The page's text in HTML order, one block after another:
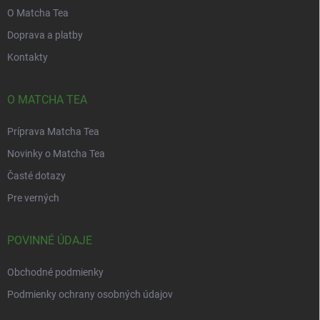
O Matcha Tea
Doprava a platby
Kontakty
O MATCHA TEA
Príprava Matcha Tea
Novinky o Matcha Tea
Časté dotazy
Pre verných
POVINNÉ ÚDAJE
Obchodné podmienky
Podmienky ochrany osobných údajov